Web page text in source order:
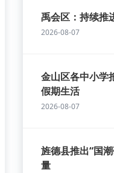
禹会区：持续推
2026-08-07
金山区各中小学
假期生活
2026-08-07
旌德县推出“国
量